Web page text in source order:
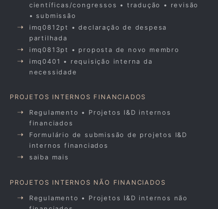
científicas/congressos • tradução • revisão
• submissão
imq0812pt • declaração de despesa
partilhada
imq0813pt • proposta de novo membro
imq0401 • requisição interna da
necessidade
PROJETOS INTERNOS FINANCIADOS
Regulamento • Projetos I&D internos
financiados
Formulário de submissão de projetos I&D
internos financiados
saiba mais
PROJETOS INTERNOS NÃO FINANCIADOS
Regulamento • Projetos I&D internos não